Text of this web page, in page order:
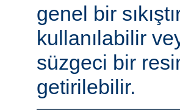
genel bir
kullanılabilir
süzgeci bir
getirilebilir.